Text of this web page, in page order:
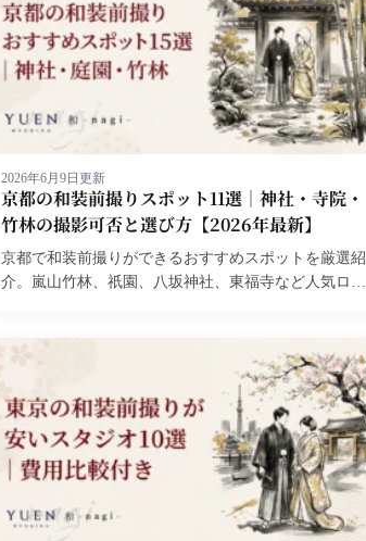
2026年6月9日更新
京都の和装前撮りスポット11選｜神社・寺院・
竹林の撮影可否と選び方【2026年最新】
京都で和装前撮りができるおすすめスポットを厳選紹
介。嵐山竹林、祇園、八坂神社、東福寺など人気ロケ